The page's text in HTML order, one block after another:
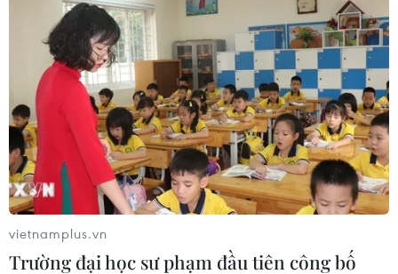
Cộng hòa về tình trạng đóng cửa Chính phủ Mỹ
khiquyết chống đối đạo luật cải cách y tế của
Tổng thống Obama, vốn nhằmmục đích thu hẹp
khoảng cách về dịch vụ bảo hiểm cho người dân
Mỹ./.
(Vietnam+)
vietnamplus.vn
Trường đại học sư phạm đầu tiên công bố